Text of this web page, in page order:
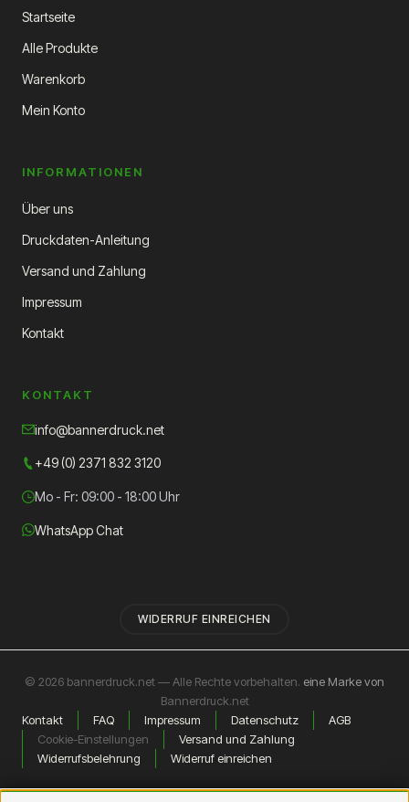
Startseite
Alle Produkte
Warenkorb
Mein Konto
INFORMATIONEN
Über uns
Druckdaten-Anleitung
Versand und Zahlung
Impressum
Kontakt
KONTAKT
info@bannerdruck.net
+49 (0) 2371 832 3120
Mo - Fr: 09:00 - 18:00 Uhr
WhatsApp Chat
WIDERRUF EINREICHEN
© 2026 bannerdruck.net — Alle Rechte vorbehalten. eine Marke von
Bannerdruck.net
Kontakt
FAQ Impressum Datenschutz
AGB
Cookie-Einstellungen
Versand und Zahlung
Widerrufsbelehrung
Widerruf einreichen